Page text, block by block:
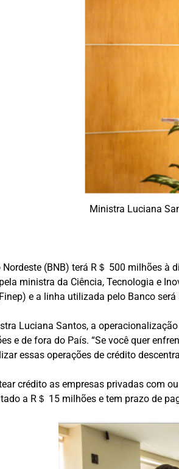
Ministra Luciana
Nordeste (BNB) terá R＄ 500 milhões
ministra da Ciência, Tecnologia e
e a linha utilizada pelo Banco será
Luciana Santos, a
e de fora do País. “Se você quer
essas operações de crédito
crédito as empresas privadas com
a R＄ 15 milhões e tem prazo de